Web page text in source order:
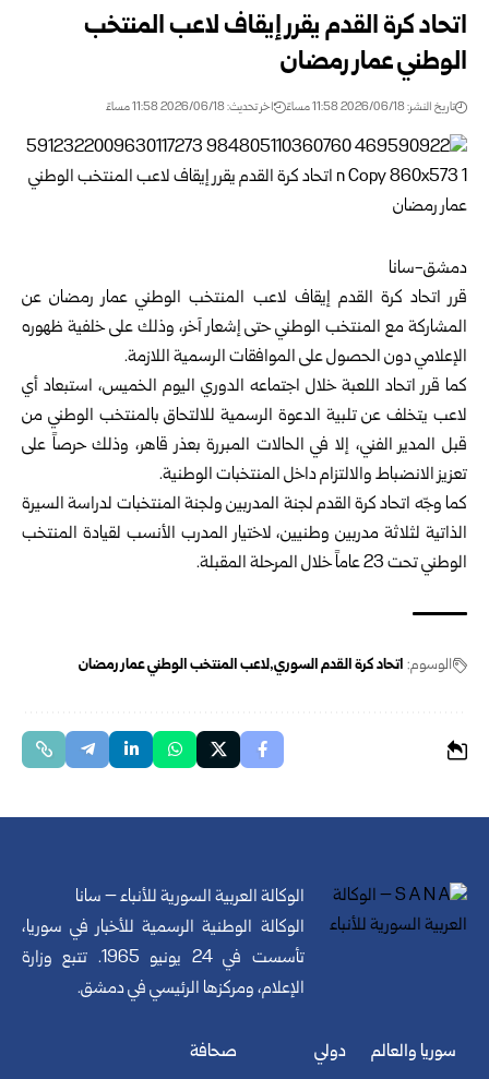
اتحاد كرة القدم يقرر إيقاف لاعب المنتخب
الوطني عمار رمضان
تاريخ النشر: 2026/06/18 11:58 مساءً اخر تحديث: 2026/06/18 11:58 مساءً
دمشق-سانا
قرر اتحاد كرة القدمإيقاف لاعب المنتخب الوطني عمار رمضان عن
المشاركة مع المنتخب الوطني حتى إشعار آخر، وذلك على خلفية ظهوره
الإعلامي دون الحصول على الموافقات الرسمية اللازمة.
كما قرر اتحاد اللعبة خلال اجتماعه الدوري اليوم الخميس، استبعاد أي
لاعب يتخلف عن تلبية الدعوة الرسمية للالتحاق بالمنتخب الوطني من
قبل المدير الفني، إلا في الحالات المبررة بعذر قاهر، وذلك حرصاً على
تعزيز الانضباط والالتزام داخل المنتخبات الوطنية.
كما وجّه اتحاد كرة القدم لجنة المدربين ولجنة المنتخبات لدراسة السيرة
الذاتية لثلاثة مدربين وطنيين، لاختيار المدرب الأنسب لقيادة المنتخب
الوطني تحت 23 عاماً خلال المرحلة المقبلة.
الوسوم: اتحاد كرة القدم السوري لاعب المنتخب الوطني عمار رمضان
الوكالة العربية السورية للأنباء – سانا
الوكالة الوطنية الرسمية للأخبار في سوريا،
تأسست في 24 يونيو 1965. تتبع وزارة
الإعلام، ومركزها الرئيسي في دمشق.
سوريا والعالم دولي صحافة